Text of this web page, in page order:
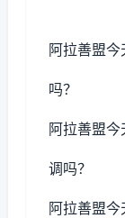
阿拉善盟
吗？
阿拉善盟
调吗？
阿拉善盟